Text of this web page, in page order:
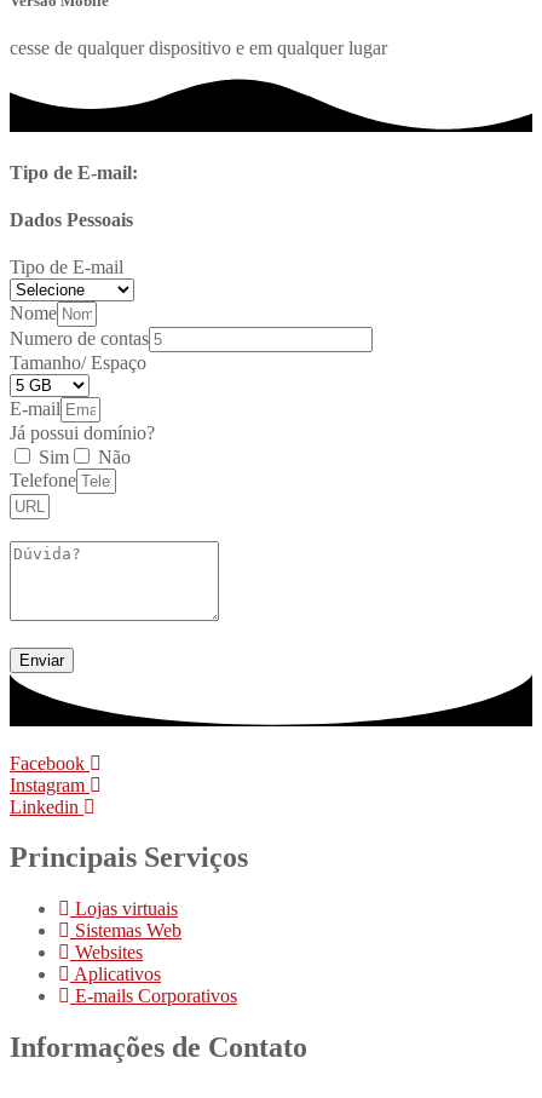
cesse de qualquer dispositivo e em qualquer lugar
Tipo de E-mail:
Dados Pessoais
Tipo de E-mail
Nome
Numero de contas
Tamanho/ Espaço
E-mail
Já possui domínio?
Sim
Não
Telefone
Enviar
Facebook
Instagram
Linkedin
Principais Serviços
Lojas virtuais
Sistemas Web
Websites
Aplicativos
E-mails Corporativos
Informações de Contato